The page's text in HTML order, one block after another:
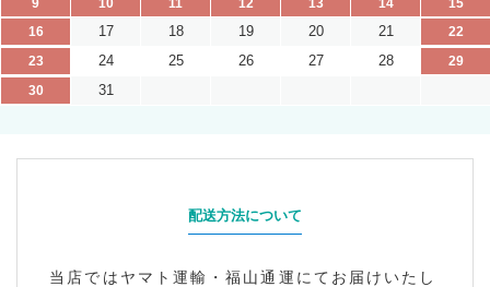
16
17 18 19 20 21
22
23
24 25 26 27 28
29
30
31
配送方法について
当店ではヤマト運輸・福山通運にてお届けいたし